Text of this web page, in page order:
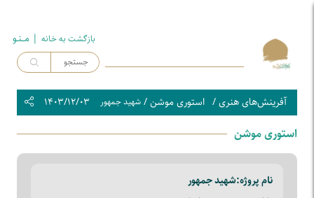
بازگشت به خـانه | مــنـو
آفرینش‌های هنری/ استوری موشن/ شهید جمهور ۱۴۰۳/۱۲/۰۳
استوری موشن
نام پروژه:شهید جمهور